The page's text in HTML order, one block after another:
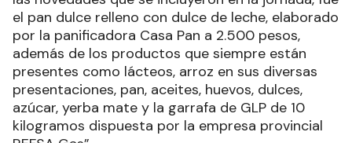
el pan dulce relleno con dulce de leche, elaborado
por la panificadora Casa Pan a 2.500 pesos,
además de los productos que siempre están
presentes como lácteos, arroz en sus diversas
presentaciones, pan, aceites, huevos, dulces,
azúcar, yerba mate y la garrafa de GLP de 10
kilogramos dispuesta por la empresa provincial